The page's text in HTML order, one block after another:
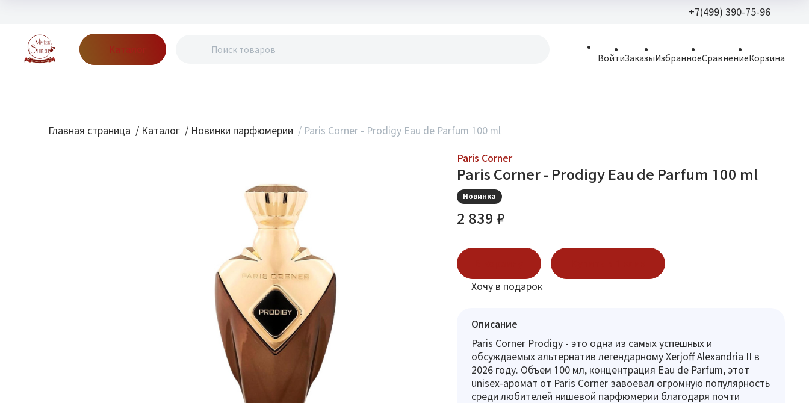
+7(499) 390-75-96
Каталог
ВойтиЗаказыИзбранноеСравнениеКорзина
Главная страница / Каталог / Новинки парфюмерии / Paris Corner - Prodigy Eau de Parfum 100 ml
Paris Corner
Paris Corner - Prodigy Eau de Parfum 100 ml
Новинка
2 839 ₽
Хочу в подарок
Описание
Paris Corner Prodigy - это одна из самых успешных и
обсуждаемых альтернатив легендарному Xerjoff Alexandria II в
2026 году. Объем 100 мл, концентрация Eau de Parfum, этот
unisex-аромат от Paris Corner завоевал огромную популярность
среди любителей нишевой парфюмерии благодаря почти